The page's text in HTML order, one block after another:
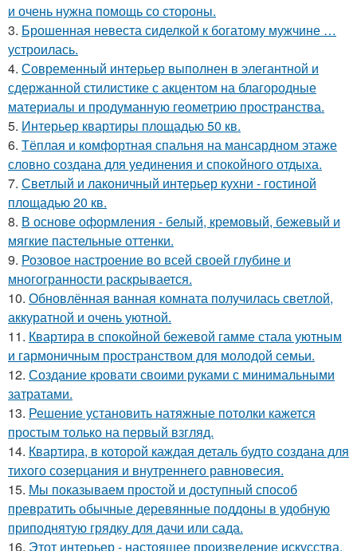
и очень нужна помощь со стороны.
3. Брошенная невеста сиделкой к богатому мужчине …
устроилась.
4. Современный интерьер выполнен в элегантной и
сдержанной стилистике с акцентом на благородные
материалы и продуманную геометрию пространства.
5. Интерьер квартиры площадью 50 кв.
6. Тёплая и комфортная спальня на мансардном этаже
словно создана для уединения и спокойного отдыха.
7. Светлый и лаконичный интерьер кухни - гостиной
площадью 20 кв.
8. В основе оформления - белый, кремовый, бежевый и
мягкие пастельные оттенки.
9. Розовое настроение во всей своей глубине и
многогранности раскрывается.
10. Обновлённая ванная комната получилась светлой,
аккуратной и очень уютной.
11. Квартира в спокойной бежевой гамме стала уютным
и гармоничным пространством для молодой семьи.
12. Создание кровати своими руками с минимальными
затратами.
13. Решение установить натяжные потолки кажется
простым только на первый взгляд.
14. Квартира, в которой каждая деталь будто создана для
тихого созерцания и внутреннего равновесия.
15. Мы показываем простой и доступный способ
превратить обычные деревянные поддоны в удобную
приподнятую грядку для дачи или сада.
16. Этот интерьер - настоящее произведение искусства,